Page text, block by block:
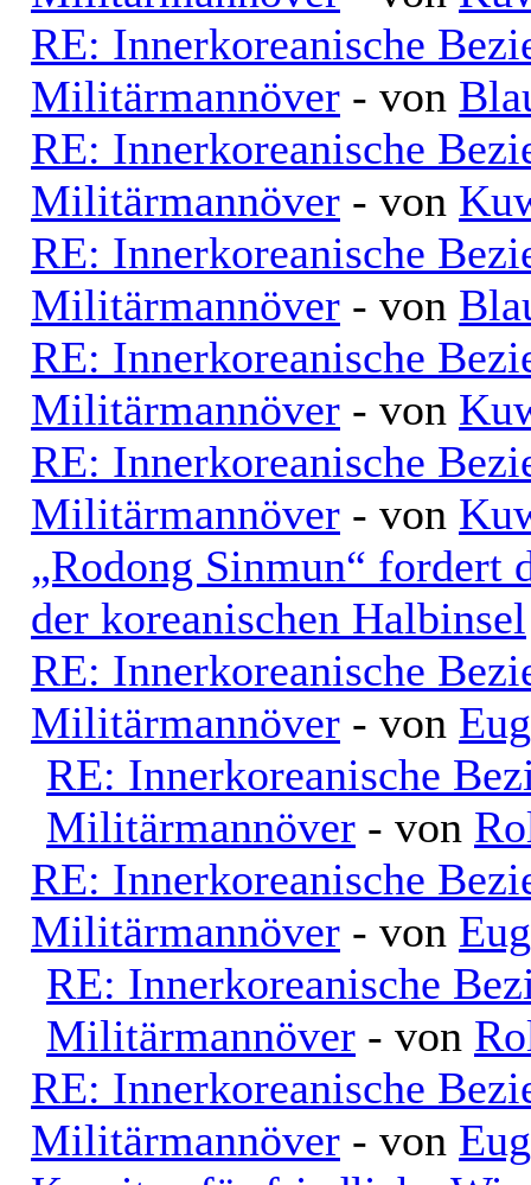
RE: Innerkoreanische
Militärmannöver - von
RE: Innerkoreanische
Militärmannöver - von
RE: Innerkoreanische
Militärmannöver - von
RE: Innerkoreanische
Militärmannöver - von
RE: Innerkoreanische
Militärmannöver - von
„Rodong Sinmun“ fordert
der koreanischen Halbinsel
RE: Innerkoreanische
Militärmannöver - von
RE: Innerkoreanische
Militärmannöver - von
RE: Innerkoreanische
Militärmannöver - von
RE: Innerkoreanische
Militärmannöver - von
RE: Innerkoreanische
Militärmannöver - von